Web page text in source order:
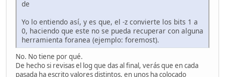
de
Yo lo entiendo así, y es que, el -z convierte los bits 1 a
0, haciendo que este no se pueda recuperar con alguna
herramienta foranea (ejemplo: foremost).
No. No tiene por qué.
De hecho si revisas el log que das al final, verás que en cada
pasada ha escrito valores distintos, en unos ha colocado